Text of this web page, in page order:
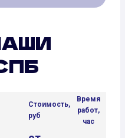
Стоимость,
руб
Время
работ,
час